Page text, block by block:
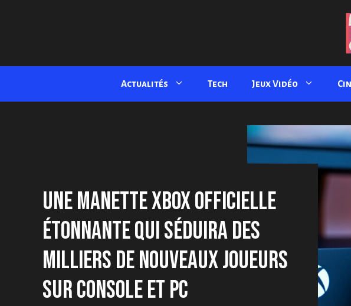
Actualités Tech Jeux Vidéo
UNE MANETTE XBOX OFFICIELLE
ÉTONNANTE QUI SÉDUIRA DES
MILLIERS DE NOUVEAUX JOUEURS
SUR CONSOLE ET PC